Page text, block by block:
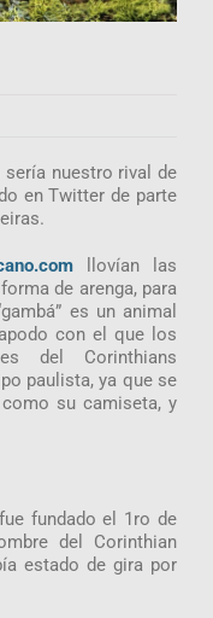
nuestro rival de
en Twitter de parte
llovían las
de arenga, para
es un animal
con el que los
del Corinthians
paulista, ya que se
su camiseta, y
fue fundado el 1ro de
del Corinthian
estado de gira por